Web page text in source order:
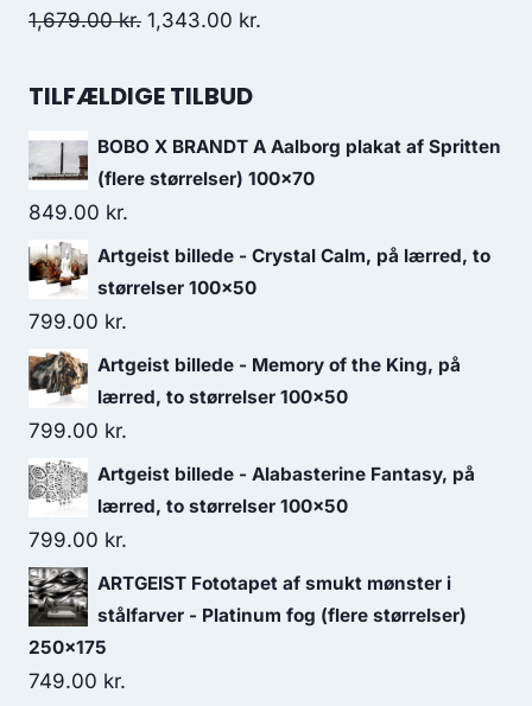
1,679.00kr. 1,343.00 kr.
TILFÆLDIGE TILBUD
BOBO X BRANDT A Aalborg plakat af Spritten
(flere størrelser) 100x70
849.00 kr.
Artgeist billede - Crystal Calm, på lærred, to
størrelser 100x50
799.00 kr.
Artgeist billede - Memory of the King, på
lærred, to størrelser 100x50
799.00 kr.
Artgeist billede - Alabasterine Fantasy, på
lærred, to størrelser 100x50
799.00 kr.
ARTGEIST Fototapet af smukt mønster i
stålfarver - Platinum fog (flere størrelser)
250x175
749.00 kr.